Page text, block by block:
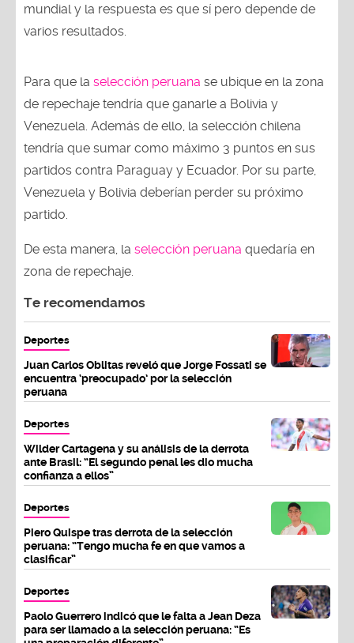
mundial y la respuesta es que sí pero depende de
varios resultados.
Para que la selección peruana se ubique en la zona
de repechaje tendría que ganarle a Bolivia y
Venezuela. Además de ello, la selección chilena
tendría que sumar como máximo 3 puntos en sus
partidos contra Paraguay y Ecuador. Por su parte,
Venezuela y Bolivia deberían perder su próximo
partido.
De esta manera, la selección peruana quedaría en
zona de repechaje.
Te recomendamos
Deportes
Juan Carlos Oblitas reveló que Jorge Fossati se
encuentra ‘preocupado’ por la selección
peruana
Deportes
Wilder Cartagena y su análisis de la derrota
ante Brasil: “El segundo penal les dio mucha
confianza a ellos”
Deportes
Piero Quispe tras derrota de la selección
peruana: “Tengo mucha fe en que vamos a
clasificar”
Deportes
Paolo Guerrero indicó que le falta a Jean Deza
para ser llamado a la selección peruana: “Es